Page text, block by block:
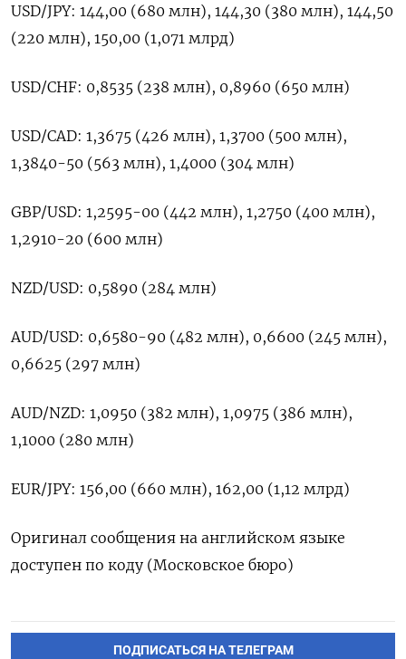
USD/JPY: 144,00 (680 млн), 144,30 (380 млн), 144,50
(220 млн), 150,00 (1,071 млрд)
USD/CHF: 0,8535 (238 млн), 0,8960 (650 млн)
USD/CAD: 1,3675 (426 млн), 1,3700 (500 млн),
1,3840-50 (563 млн), 1,4000 (304 млн)
GBP/USD: 1,2595-00 (442 млн), 1,2750 (400 млн),
1,2910-20 (600 млн)
NZD/USD: 0,5890 (284 млн)
AUD/USD: 0,6580-90 (482 млн), 0,6600 (245 млн),
0,6625 (297 млн)
AUD/NZD: 1,0950 (382 млн), 1,0975 (386 млн),
1,1000 (280 млн)
EUR/JPY: 156,00 (660 млн), 162,00 (1,12 млрд)
Оригинал сообщения на английском языке
доступен по коду (Московское бюро)
ПОДПИСАТЬСЯ НА ТЕЛЕГРАМ